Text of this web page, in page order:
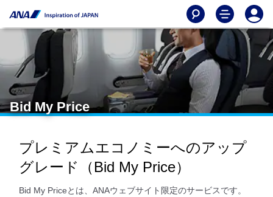
Bid My Price
プレミアムエコノミーへのアップ
グレード（Bid My Price）
Bid My Priceとは、ANAウェブサイト限定のサービスです。